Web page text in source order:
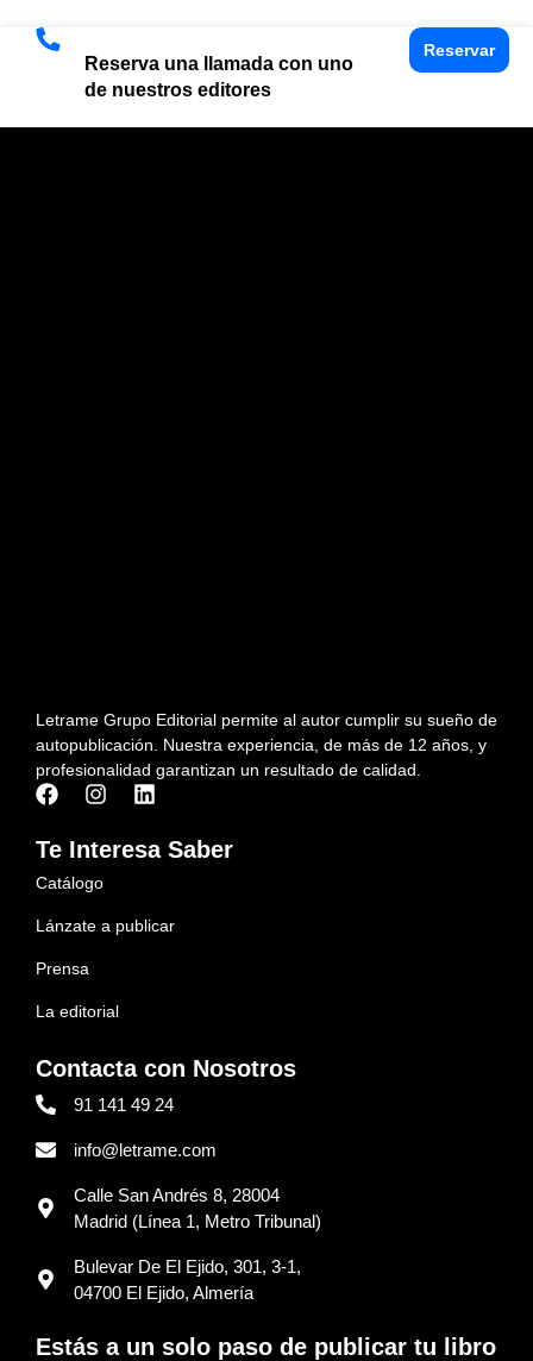
Reserva una llamada con uno
de nuestros editores
Reservar
Letrame Grupo Editorial permite al autor cumplir su sueño de
autopublicación. Nuestra experiencia, de más de 12 años, y
profesionalidad garantizan un resultado de calidad.
Te Interesa Saber
Catálogo
Lánzate a publicar
Prensa
La editorial
Contacta con Nosotros
91 141 49 24
info@letrame.com
Calle San Andrés 8, 28004
Madrid (Línea 1, Metro Tribunal)
Bulevar De El Ejido, 301, 3-1,
04700 El Ejido, Almería
Estás a un solo paso de publicar tu libro